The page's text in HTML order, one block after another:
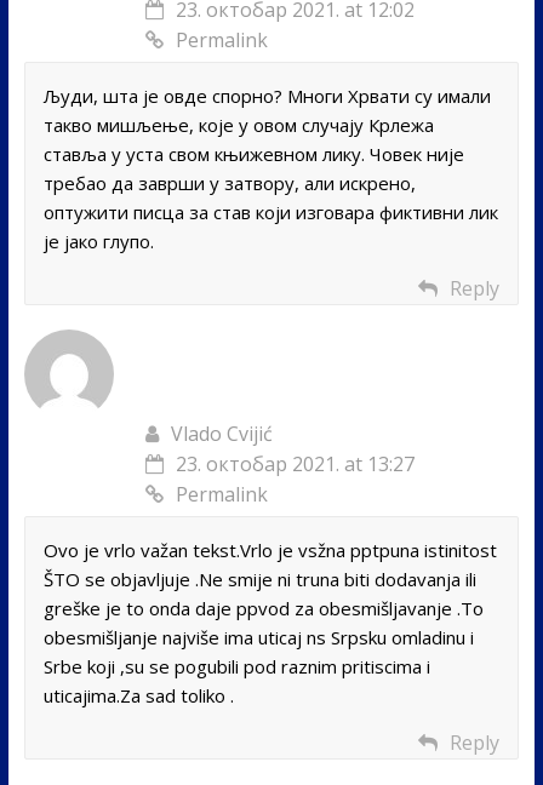
23. октобар 2021. at 12:02
Permalink
Људи, шта је овде спорно? Многи Хрвати су имали
такво мишљење, које у овом случају Крлежа
ставља у уста свом књижевном лику. Човек није
требао да заврши у затвору, али искрено,
оптужити писца за став који изговара фиктивни лик
је јако глупо.
Reply
Vlado Cvijić
23. октобар 2021. at 13:27
Permalink
Ovo je vrlo važan tekst.Vrlo je vsžna pptpuna istinitost
ŠTO se objavljuje .Ne smije ni truna biti dodavanja ili
greške je to onda daje ppvod za obesmišljavanje .To
obesmišljanje najviše ima uticaj ns Srpsku omladinu i
Srbe koji ,su se pogubili pod raznim pritiscima i
uticajima.Za sad toliko .
Reply